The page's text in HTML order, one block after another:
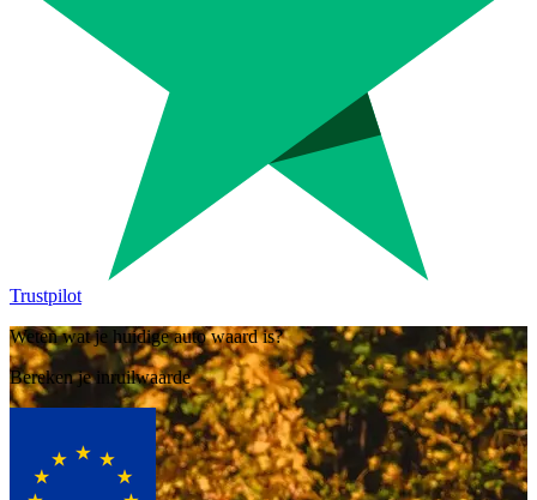
Trustpilot
Weten wat je huidige auto waard is?
Bereken je inruilwaarde